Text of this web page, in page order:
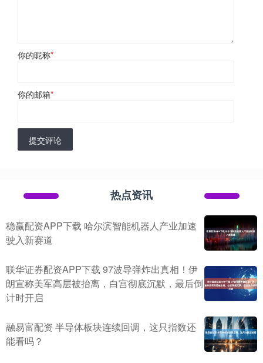
你的昵称*
你的邮箱*
提交评论
热点资讯
稳赢配资APP下载 哈尔滨智能机器人产业加速
驶入新赛道
联华证券配资APP下载 97波导弹炸出真相！伊
朗宣称美军高层被抬离，白宫彻底沉默，最后倒
计时开启
融易富配资 半导体板块连续回调，这只指数还
能看吗？